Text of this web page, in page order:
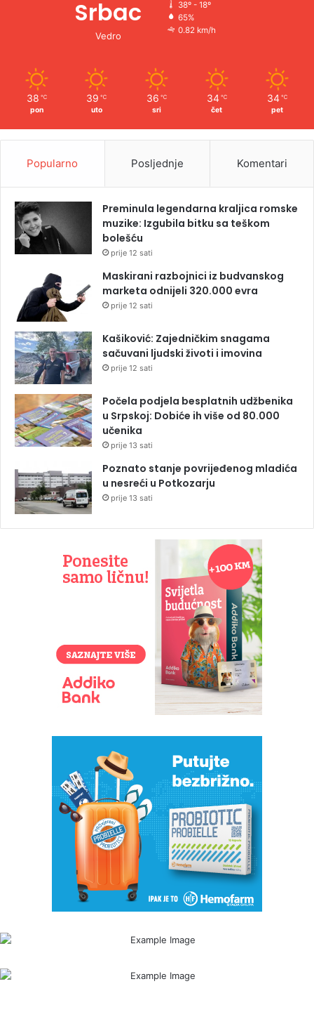
Srbac
Vedro
38º - 18º
65%
0.82 km/h
38 ℃
pon
39 ℃
uto
36 ℃
sri
34 ℃
čet
34 ℃
pet
Popularno Posljednje Komentari
Preminula legendarna kraljica romske
muzike: Izgubila bitku sa teškom
bolešću
prije 12 sati
Maskirani razbojnici iz budvanskog
marketa odnijeli 320.000 evra
prije 12 sati
Kašiković: Zajedničkim snagama
sačuvani ljudski životi i imovina
prije 12 sati
Počela podjela besplatnih udžbenika
u Srpskoj: Dobiće ih više od 80.000
učenika
prije 13 sati
Poznato stanje povrijeđenog mladića
u nesreći u Potkozarju
prije 13 sati